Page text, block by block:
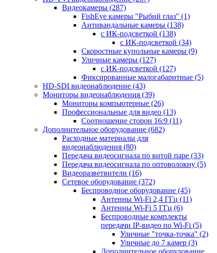
Видеокамеры (287)
FishEye камеры "Рыбий глаз" (1)
Антивандальные камеры (138)
с ИК-подсветкой (138)
с ИК-подсветкой (34)
Скоростные купольные камеры (9)
Уличные камеры (127)
с ИК-подсветкой (127)
Фиксированные малогабаритные (5)
HD-SDI видеонаблюдение (43)
Мониторы видеонаблюдения (39)
Мониторы компьютерные (26)
Профессиональные для видео (13)
Соотношение сторон 16:9 (11)
Дополнительное оборудование (682)
Расходные материалы для
видеонаблюдения (80)
Передача видеосигнала по витой паре (33)
Передача видеосигнала по оптоволокну (5)
Видеоразветвители (16)
Сетевое оборудование (372)
Беспроводное оборудование (45)
Антенны Wi-Fi 2,4 ГГц (11)
Антенны Wi-Fi 5 ГГц (6)
Беспроводные комплекты
передачи IP-видео по Wi-Fi (5)
Уличные "точка-точка" (2)
Уличные до 7 камер (3)
Дополнительное оборудование